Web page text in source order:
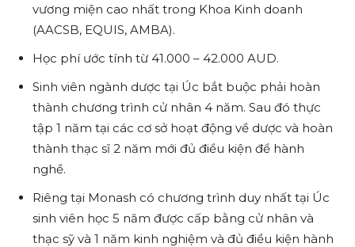
vương miện cao nhất trong Khoa Kinh doanh
(AACSB, EQUIS, AMBA).
Học phí ước tính từ 41.000 – 42.000 AUD.
Sinh viên ngành dược tại Úc bắt buộc phải hoàn
thành chương trình cử nhân 4 năm. Sau đó thực
tập 1 năm tại các cơ sở hoạt động về dược và hoàn
thành thạc sĩ 2 năm mới đủ điều kiện để hành
nghề.
Riêng tại Monash có chương trình duy nhất tại Úc
sinh viên học 5 năm được cấp bằng cử nhân và
thạc sỹ và 1 năm kinh nghiệm và đủ điều kiện hành